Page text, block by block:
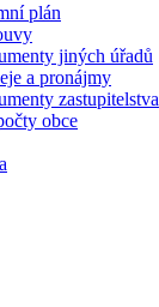
plán
jiných úřadů
a pronájmy
zastupitelstva
obce